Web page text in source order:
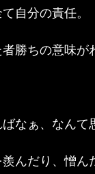
自分の責任。
者勝ちの意味
なぁ、なんて
んだり、憎ん